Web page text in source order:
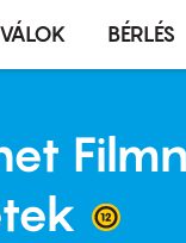
BÉRLÉS